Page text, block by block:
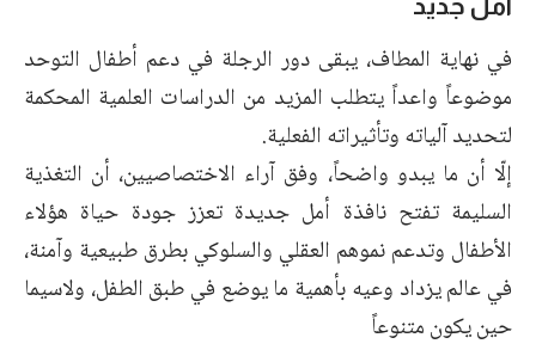
أمل جديد
في نهاية المطاف، يبقى دور الرجلة في دعم أطفال التوحد
موضوعاً واعداً يتطلب المزيد من الدراسات العلمية المحكمة
لتحديد آلياته وتأثيراته الفعلية.
إلّا أن ما يبدو واضحاً، وفق آراء الاختصاصيين، أن التغذية
السليمة تفتح نافذة أمل جديدة تعزز جودة حياة هؤلاء
الأطفال وتدعم نموهم العقلي والسلوكي بطرق طبيعية وآمنة،
في عالم يزداد وعيه بأهمية ما يوضع في طبق الطفل، ولاسيما
حين يكون متنوعاً